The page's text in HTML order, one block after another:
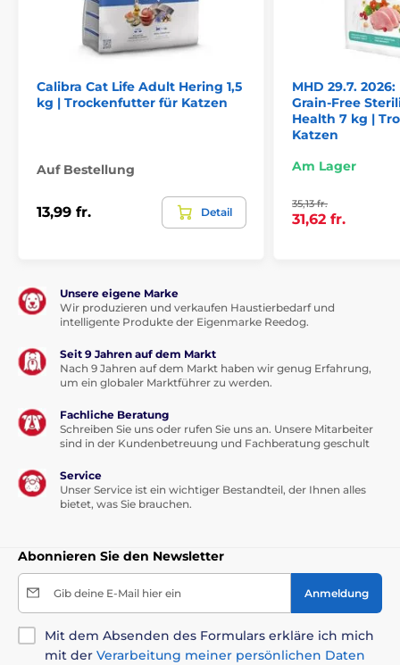
Heringsprotein 15 %, Hühnerprotein 15 %, weißer Reis,
frischer Hering 12,5 %, Bruchreis, Geflügelfett,
Nackthafer, hydrolysiertes Hühnerprotein 4 %,
Lachsprotein 3 %, getrocknete Zuckerrübenschnitzel,
Erbsen, getrocknetes Apfelmark 2 %, Lachsöl 2 %,
Hefe, getrocknete inaktivierte Hefe der Gattung
getrocknete Zichorienwurzel (Inulinquelle) 0,2 %,
Kaliumchlorid, Grünlippmuschel (Perna canaliculus)
0,06 %, Yucca schidigera.
Analytische Komponenten:
Rohprotein 32,5 %, Rohöle und -fette 17,5 %, Rohfaser 2
Calibra Cat Life Adult Hering 1,5
kg | Trockenfutter für Katzen
Auf Bestellung
13,99 fr. Detail
MHD 29.7.
Grain-Free
Health 7 kg |
Katzen
Am Lager
35,13 fr.
31,62 fr.
Unsere eigene Marke
Wir produzieren und verkaufen Haustierbedarf und
intelligente Produkte der Eigenmarke Reedog.
Seit 9 Jahren auf dem Markt
Nach 9 Jahren auf dem Markt haben wir genug Erfahrung,
um ein globaler Marktführer zu werden.
Fachliche Beratung
Schreiben Sie uns oder rufen Sie uns an. Unsere Mitarbeiter
sind in der Kundenbetreuung und Fachberatung geschult
Service
Unser Service ist ein wichtiger Bestandteil, der Ihnen alles
bietet, was Sie brauchen.
Abonnieren Sie den Newsletter
Gib deine E-Mail hier ein Anmeldung
Mit dem Absenden des Formulars erkläre ich mich
mit der Verarbeitung meiner persönlichen Daten